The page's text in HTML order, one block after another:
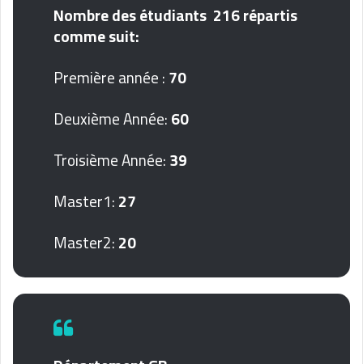
Nombre des étudiants 216 répartis
comme suit:
Première année :70
Deuxième Année:60
Troisième Année:39
Master1:27
Master2:20